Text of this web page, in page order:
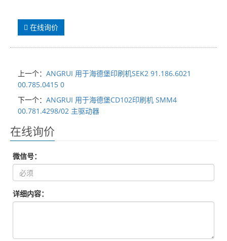
在线询价
上一个： ANGRUI 用于海德堡印刷机SEK2 91.186.6021
00.785.0415 0
下一个： ANGRUI 用于海德堡CD102印刷机 SMM4
00.781.4298/02 主驱动器
在线询价
微信号：
详细内容：